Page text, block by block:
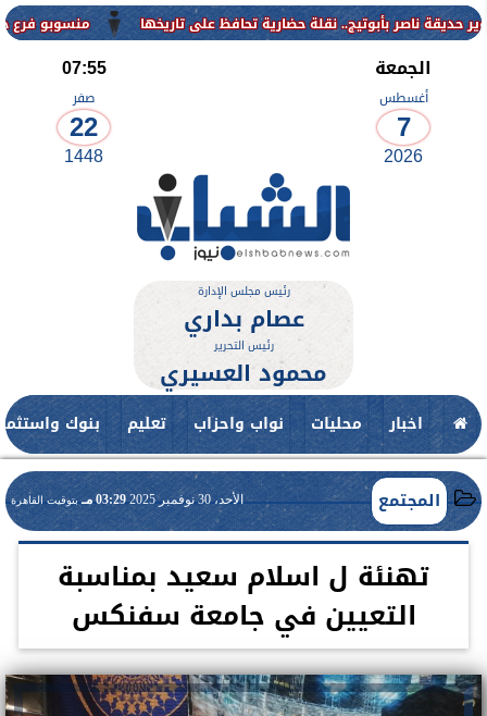
منسوبو فرع جامعة
الجمعة
أغسطس
7
2026
07:55
صفر
22
1448
رئيس مجلس الإدارة
عصام بداري
رئيس التحرير
محمود العسيري
اخبار محليات نواب واحزاب تعليم بنوك
المجتمع الأحد، 30 نوفمبر 2025 03:29 مـ بتوقيت القاهرة
تهنئة ل اسلام سعيد بمناسبة
التعيين في جامعة سفنكس